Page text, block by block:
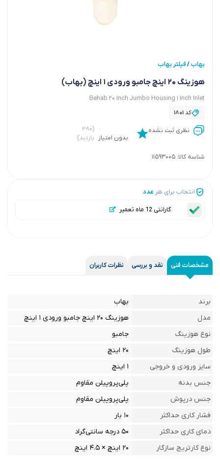
بهاب/فیلتر بهاب
هوزینگ 20 اینچ جامبو ورودی 1 اینچ (بهاب)
Behab 20 Inch Jumbo Housing 1 Inch Inlet
کد1801
نظری ثبت نشده
بدون امتیاز
(۳۸۰
بازدید)
شناسه کالا: 11593005
انتخاب برای هر عدد
گارانتی 12 ماه تعمیر
مشخصات فنی نقد و بررسی نظرات کاربران
برند
بهاب
مدل
هوزینگ ۲۰ اینچ جامبو ورودی ۱ اینچ
نوع هوزینگ
جامبو
طول هوزینگ
۲۰ اینچ
سایز ورودی و خروجی
۱ اینچ
جنس بدنه
پلی‌پروپیلن مقاوم
جنس درپوش
پلی‌پروپیلن مقاوم
فشار کاری حداکثر
۱۰ بار
دمای کاری حداکثر
۵۰ درجه سانتی‌گراد
نوع کارتریج سازگار
۲۰ اینچ × ۴.۵ اینچ